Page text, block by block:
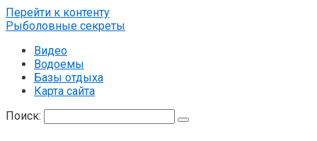
Перейти к контенту
Рыболовные секреты
Видео
Водоемы
Базы отдыха
Карта сайта
Поиск: